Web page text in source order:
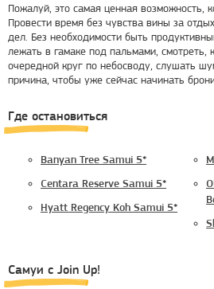
Пожалуй, это самая ценная возможность,
Провести время без чувства вины за
дел. Без необходимости быть
лежать в гамаке под пальмами, смотреть,
очередной круг по небосводу, слушать
причина, чтобы уже сейчас начинать
Где остановиться
Banyan Tree Samui 5*
Centara Reserve Samui 5*
Hyatt Regency Koh Samui 5*
Самуи с Join Up!